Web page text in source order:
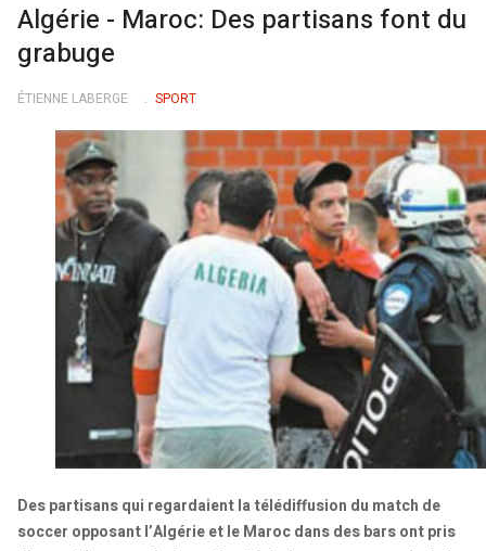
Algérie - Maroc: Des partisans font du
grabuge
ÉTIENNE LABERGE SPORT
Des partisans qui regardaient la télédiffusion du match de
soccer opposant l’Algérie et le Maroc dans des bars ont pris